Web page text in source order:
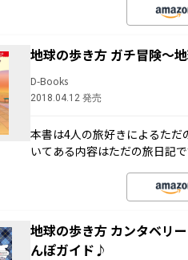
地球の歩き方 ガチ冒険～
D-Books
2018.04.12 発売
本書は4人の旅好きによるただ
いてある内容はただの旅日記で
地球の歩き方 カンタベリ
んぽガイド♪